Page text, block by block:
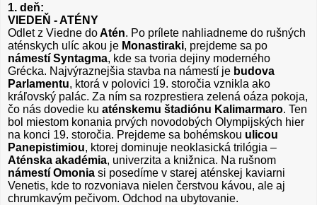
1. deň:
VIEDEŇ - ATÉNY
Odlet z Viedne doAtén. Po prílete nahliadneme do rušných
aténskych ulíc akou je Monastiraki, prejdeme sa po
námestí Syntagma, kde sa tvoria dejiny moderného
Grécka. Najvýraznejšia stavba na námestí je budova
Parlamentu, ktorá v polovici 19. storočia vznikla ako
kráľovský palác. Za ním sa rozprestiera zelená oáza pokoja,
čo nás dovedie kuaténskemu štadiónu Kalimarmaro. Ten
bol miestom konania prvých novodobých Olympijských hier
na konci 19. storočia. Prejdeme sa bohémskou ulicou
Panepistimiou, ktorej dominuje neoklasická trilógia –
Aténska akadémia, univerzita a knižnica. Na rušnom
námestí Omonia si posedíme v starej aténskej kaviarni
Venetis, kde to rozvoniava nielen čerstvou kávou, ale aj
chrumkavým pečivom. Odchod na ubytovanie.